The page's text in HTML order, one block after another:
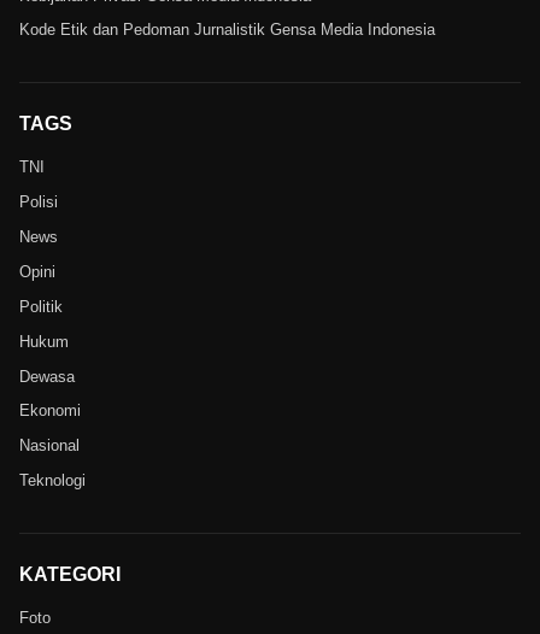
Kode Etik dan Pedoman Jurnalistik Gensa Media Indonesia
TAGS
TNI
Polisi
News
Opini
Politik
Hukum
Dewasa
Ekonomi
Nasional
Teknologi
KATEGORI
Foto